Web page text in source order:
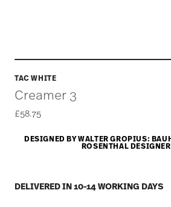
TAC WHITE
Creamer 3
£58.75
DESIGNED BY WALTER GROPIUS:
ROSENTHAL DESIGNER
DELIVERED IN 10-14 WORKING DAYS